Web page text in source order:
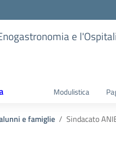
e
Modulistica
e famiglie Sindacato